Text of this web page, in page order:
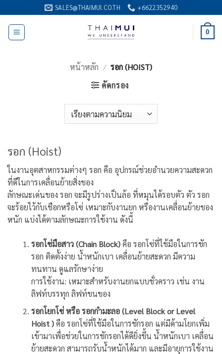
ไป
เนื้อหา
SALES@THAIMUI.CO.TH +6622352940
0
หน้าหลัก / รอก (HOIST)
คัดกรอง
รอก (Hoist)
ในงานอุตสาหกรรมต่างๆ รอก คือ อุปกรณ์ช่วยอำนวยความสะดวก
ที่ดีในการเคลื่อนย้ายสิ่งของ
ลักษณะเด่นของ รอก จะมีรูปร่างเป็นล้อ ที่หมุนได้รอบตัว ตัว รอก
จะร้อยไว้กับเชือกหรือโซ่ เหมาะกับงานยก หรืองานเคลื่อนย้ายของ
หนัก แบ่งได้ตามลักษณะการใช้งาน ดังนี้
รอกโซ่มือสาว (Chain Block)คือ รอกโซ่ที่ใช้มือในการชัก
รอก ติดตั้งง่าย น้ำหนักเบา เคลื่อนย้ายสะดวก มีความ
ทนทาน ดูแลรักษาง่าย
การใช้งาน: เหมาะสำหรับงานยกแบบชั่วคราว เช่น งาน
ลิฟท์บรรทุก ลิฟท์ขนของ
รอกโยกโซ่ หรือ รอกกำมะลอ (Level Block or Level
Hoist )คือ รอกโซ่ที่ใช้มือในการชักรอก แต่มีด้ามโยกเพิ่ม
เข้ามาเพื่อช่วยในการชักรอกได้ดียิ่งขึ้น น้ำหนักเบา เคลื่อน
ย้ายสะดวก สามารถรับน้ำหนักได้มาก และมีอายุการใช้งาน